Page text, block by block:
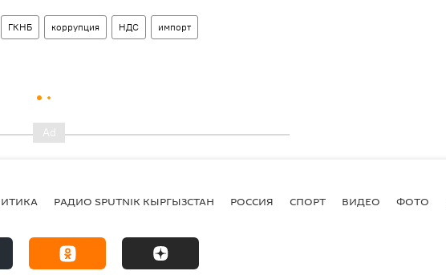
ГКНБ коррупция НДС импорт
РАДИО SPUTNIK КЫРГЫЗСТАН РОССИЯ СПОРТ ВИДЕО ФОТО